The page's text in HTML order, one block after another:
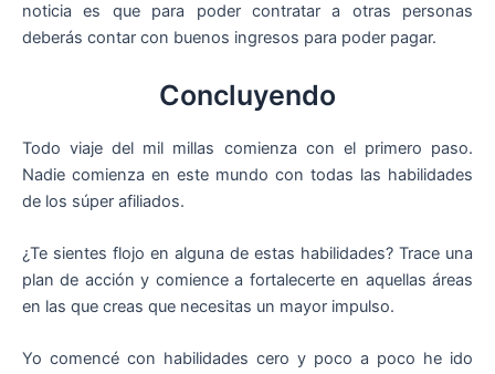
noticia es que para poder contratar a otras personas
deberás contar con buenos ingresos para poder pagar.
Concluyendo
Todo viaje del mil millas comienza con el primero paso.
Nadie comienza en este mundo con todas las habilidades
de los súper afiliados.
¿Te sientes flojo en alguna de estas habilidades? Trace una
plan de acción y comience a fortalecerte en aquellas áreas
en las que creas que necesitas un mayor impulso.
Yo comencé con habilidades cero y poco a poco he ido